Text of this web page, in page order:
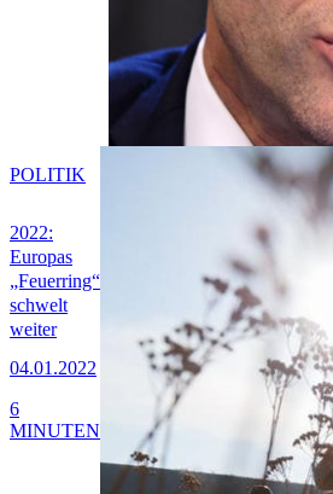
2022:
Europas
„Feuerring“
schwelt
weiter
04.01.2022
POLITIK
6
MINUTEN